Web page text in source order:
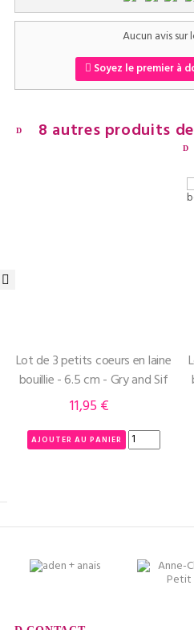
Aucun avis
Soyez le premier à
8 autres produits
Lot de 3 petits coeurs en laine
bouillie - 6.5 cm - Gry and Sif
Prix
11,95 €
AJOUTER AU PANIER